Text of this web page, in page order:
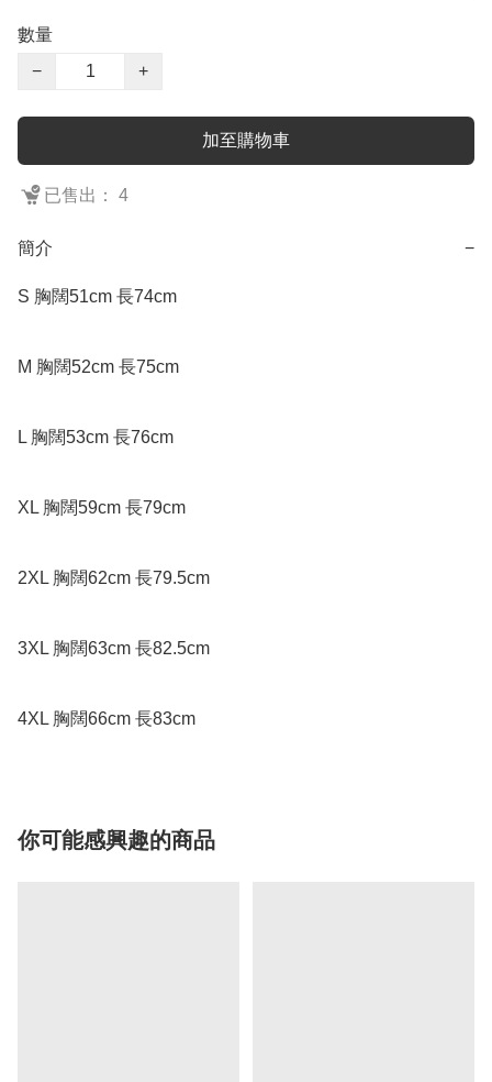
數量
−
+
加至購物車
已售出： 4
簡介 −
S 胸闊51cm 長74cm
M 胸闊52cm 長75cm
L 胸闊53cm 長76cm
XL 胸闊59cm 長79cm
2XL 胸闊62cm 長79.5cm
3XL 胸闊63cm 長82.5cm
4XL 胸闊66cm 長83cm
你可能感興趣的商品